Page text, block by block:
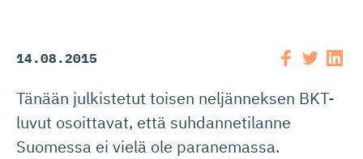
14.08.2015
Tänään julkistetut toisen neljänneksen BKT-
luvut osoittavat, että suhdannetilanne
Suomessa ei vielä ole paranemassa.